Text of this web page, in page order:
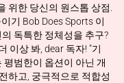
위한 당신의 원스톱 상점.
기 Bob Does Sports 이
독특한 정체성을 추구?
이상 봐, dear 독자! "기
범한이 옵션이 아닌 개
하고, 궁극적으로 적합성